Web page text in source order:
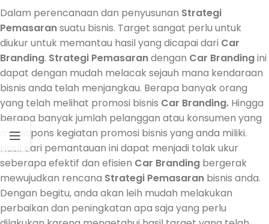
Dalam perencanaan dan penyusunan Strategi
Pemasaransuatu bisnis. Target sangat perlu untuk
diukur untuk memantau hasil yang dicapai dari Car
Branding. Strategi Pemasarandengan Car Brandingini
dapat dengan mudah melacak sejauh mana kendaraan
bisnis anda telah menjangkau. Berapa banyak orang
yang telah melihat promosi bisnis Car Branding. Hingga
berapa banyak jumlah pelanggan atau konsumen yang
merespons kegiatan promosi bisnis yang anda miliki.
Hasil dari pemantauan ini dapat menjadi tolak ukur
seberapa efektif dan efisien Car Branding bergerak
mewujudkan rencana Strategi Pemasaran bisnis anda.
Dengan begitu, anda akan leih mudah melakukan
perbaikan dan peningkatan apa saja yang perlu